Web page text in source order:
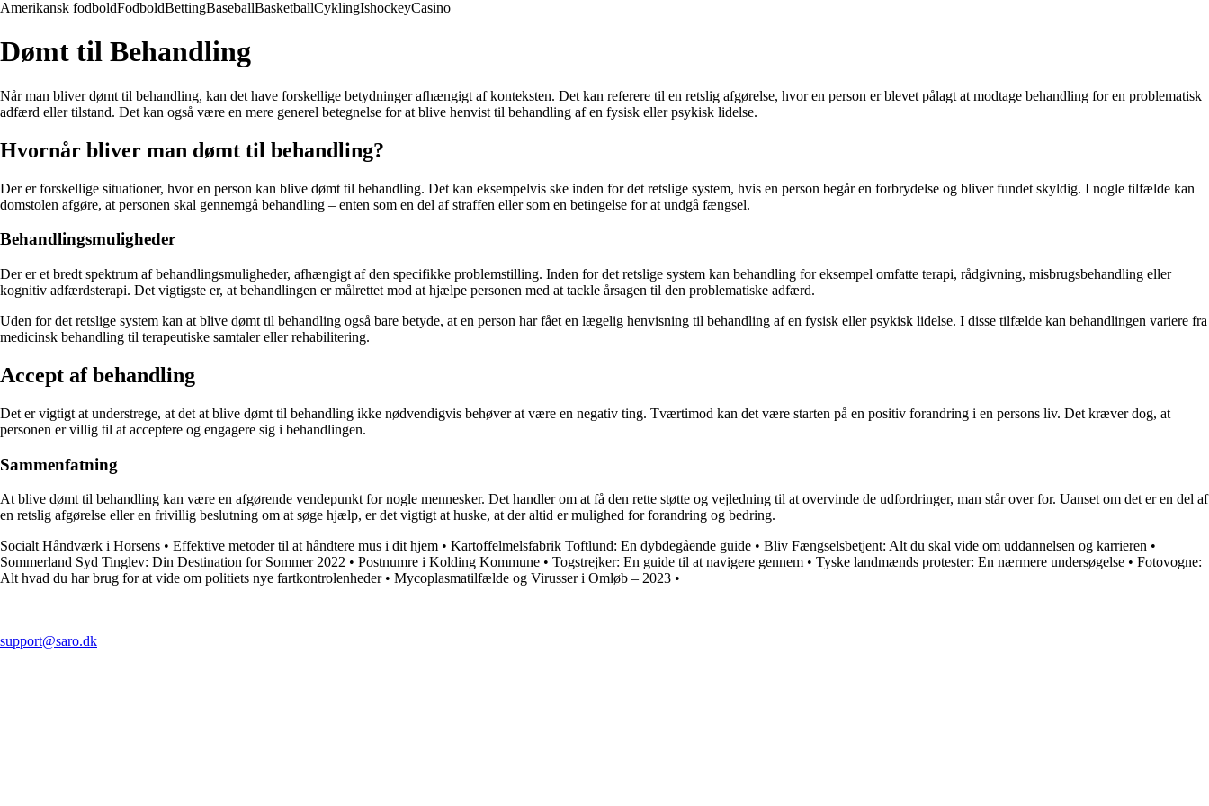
Amerikansk fodboldFodboldBettingBaseballBasketballCyklingIshockeyCasino
Dømt til Behandling
Når man bliver dømt til behandling, kan det have forskellige betydninger afhængigt af konteksten. Det kan referere til en retslig afgørelse, hvor en person er blevet pålagt at modtage behandling for en problematisk
adfærd eller tilstand. Det kan også være en mere generel betegnelse for at blive henvist til behandling af en fysisk eller psykisk lidelse.
Hvornår bliver man dømt til behandling?
Der er forskellige situationer, hvor en person kan blive dømt til behandling. Det kan eksempelvis ske inden for det retslige system, hvis en person begår en forbrydelse og bliver fundet skyldig. I nogle tilfælde kan
domstolen afgøre, at personen skal gennemgå behandling – enten som en del af straffen eller som en betingelse for at undgå fængsel.
Behandlingsmuligheder
Der er et bredt spektrum af behandlingsmuligheder, afhængigt af den specifikke problemstilling. Inden for det retslige system kan behandling for eksempel omfatte terapi, rådgivning, misbrugsbehandling eller
kognitiv adfærdsterapi. Det vigtigste er, at behandlingen er målrettet mod at hjælpe personen med at tackle årsagen til den problematiske adfærd.
Uden for det retslige system kan at blive dømt til behandling også bare betyde, at en person har fået en lægelig henvisning til behandling af en fysisk eller psykisk lidelse. I disse tilfælde kan behandlingen variere fra
medicinsk behandling til terapeutiske samtaler eller rehabilitering.
Accept af behandling
Det er vigtigt at understrege, at det at blive dømt til behandling ikke nødvendigvis behøver at være en negativ ting. Tværtimod kan det være starten på en positiv forandring i en persons liv. Det kræver dog, at
personen er villig til at acceptere og engagere sig i behandlingen.
Sammenfatning
At blive dømt til behandling kan være en afgørende vendepunkt for nogle mennesker. Det handler om at få den rette støtte og vejledning til at overvinde de udfordringer, man står over for. Uanset om det er en del af
en retslig afgørelse eller en frivillig beslutning om at søge hjælp, er det vigtigt at huske, at der altid er mulighed for forandring og bedring.
Socialt Håndværk i Horsens • Effektive metoder til at håndtere mus i dit hjem • Kartoffelmelsfabrik Toftlund: En dybdegående guide • Bliv Fængselsbetjent: Alt du skal vide om uddannelsen og karrieren •
Sommerland Syd Tinglev: Din Destination for Sommer 2022 • Postnumre i Kolding Kommune • Togstrejker: En guide til at navigere gennem • Tyske landmænds protester: En nærmere undersøgelse • Fotovogne:
Alt hvad du har brug for at vide om politiets nye fartkontrolenheder• Mycoplasmatilfælde og Virusser i Omløb – 2023 •
support@saro.dk